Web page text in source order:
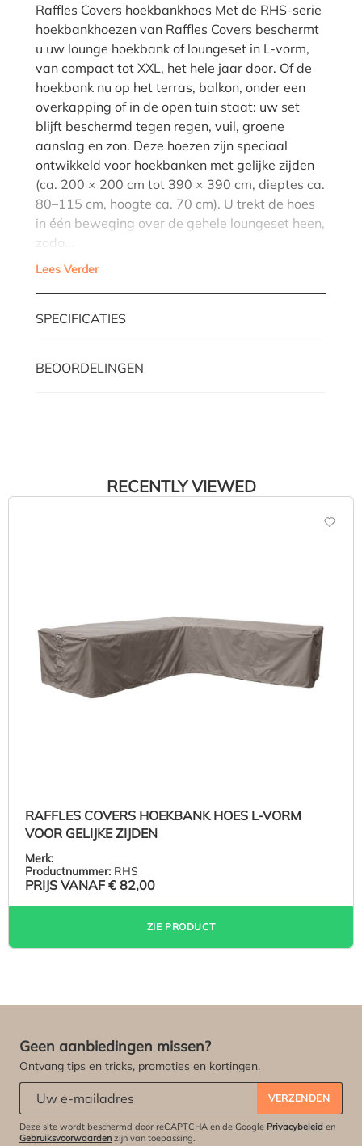
Raffles Covers hoekbankhoes Met de RHS-serie
hoekbankhoezen van Raffles Covers beschermt
u uw lounge hoekbank of loungeset in L-vorm,
van compact tot XXL, het hele jaar door. Of de
hoekbank nu op het terras, balkon, onder een
overkapping of in de open tuin staat: uw set
blijft beschermd tegen regen, vuil, groene
aanslag en zon. Deze hoezen zijn speciaal
ontwikkeld voor hoekbanken met gelijke zijden
(ca. 200 × 200 cm tot 390 × 390 cm, dieptes ca.
80–115 cm, hoogte ca. 70 cm). U trekt de hoes
in één beweging over de gehele loungeset heen,
zoda…
Lees Verder
SPECIFICATIES
BEOORDELINGEN
RECENTLY VIEWED
RAFFLES COVERS HOEKBANK HOES L-VORM
VOOR GELIJKE ZIJDEN
Merk:
Productnummer: RHS
PRIJS VANAF € 82,00
ZIE PRODUCT
Geen aanbiedingen missen?
Ontvang tips en tricks, promoties en kortingen.
VERZENDEN
Deze site wordt beschermd door reCAPTCHA en de Google Privacybeleid en
Gebruiksvoorwaarden zijn van toepassing.